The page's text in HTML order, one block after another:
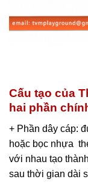
Cấu tạo của
hai phần
+ Phần dây cáp:
hoặc bọc nhựa
với nhau tạo
sau thời gian dài